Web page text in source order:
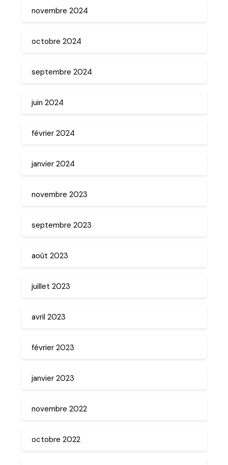
novembre 2024
octobre 2024
septembre 2024
juin 2024
février 2024
janvier 2024
novembre 2023
septembre 2023
août 2023
juillet 2023
avril 2023
février 2023
janvier 2023
novembre 2022
octobre 2022